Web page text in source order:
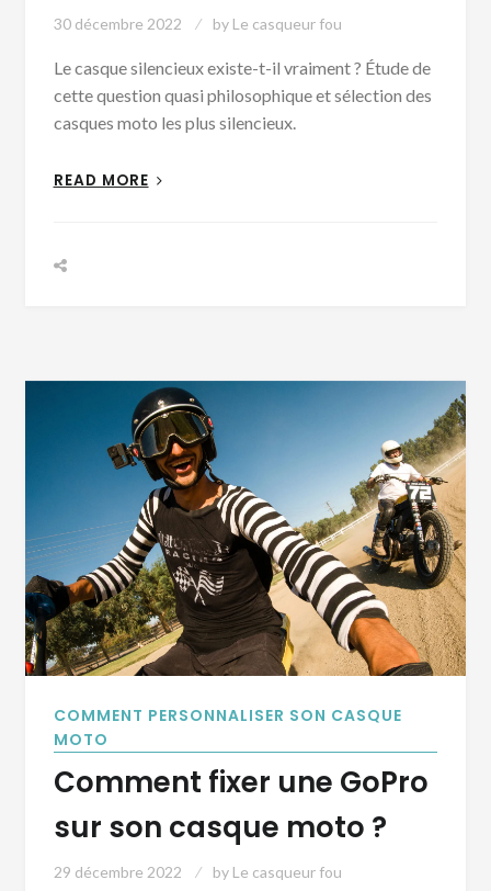
30 décembre 2022 by Le casqueur fou
Le casque silencieux existe-t-il vraiment ? Étude de
cette question quasi philosophique et sélection des
casques moto les plus silencieux.
READ MORE
COMMENT PERSONNALISER SON CASQUE
MOTO
Comment fixer une GoPro
sur son casque moto ?
29 décembre 2022 by Le casqueur fou